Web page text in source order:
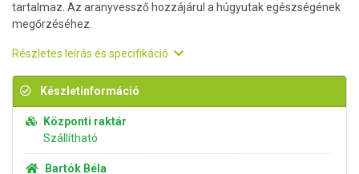
tartalmaz. Az aranyvessző hozzájárul a húgyutak egészségének
megőrzéséhez.
Részletes leírás és specifikáció
Készletinformáció
Központi raktár
Szállítható
Bartók Béla